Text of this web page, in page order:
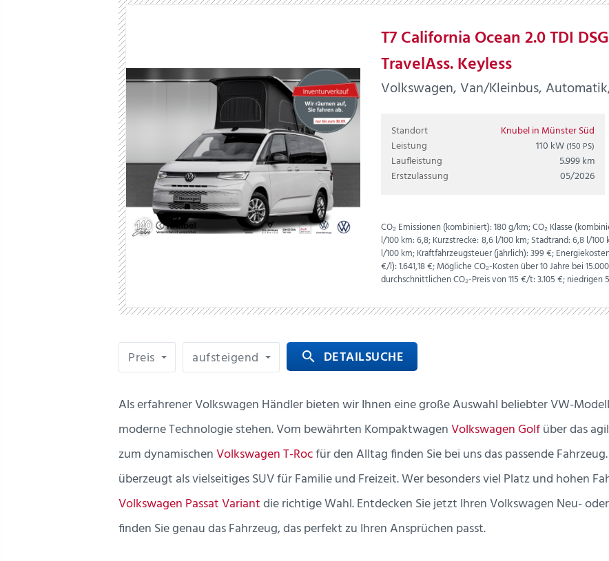
T7 California Ocean 2.0 TDI
TravelAss. Keyless
Volkswagen, Van/Kleinbus,
Standort
Knubel in Münster Süd
Leistung
110 kW (150 PS)
Laufleistung
5.999 km
Erstzulassung
05/2026
CO₂ Emissionen (kombiniert):180 g/km;CO₂ Klasse
l/100 km:6,8;Kurzstrecke:8,6 l/100 km;Stadtrand:6,8 l/100
l/100 km;Kraftfahrzeugsteuer (jährlich):399 €;
€/l):1.641,18 €;Mögliche CO₂-Kosten über 10 Jahre bei
durchschnittlichen CO₂-Preis von 115 €/t:3.105 €; niedrigen
Preis aufsteigend search DETAILSUCHE
Als erfahrener Volkswagen Händler bieten wir Ihnen eine große Auswahl beliebter VW-
moderne Technologie stehen. Vom bewährten KompaktwagenVolkswagen Golfüber das
zum dynamischenVolkswagen T-Rocfür den Alltag finden Sie bei uns das passende
überzeugt als vielseitiges SUV für Familie und Freizeit. Wer besonders viel Platz und hohen
Volkswagen Passat Variantdie richtige Wahl. Entdecken Sie jetzt Ihren Volkswagen Neu-
finden Sie genau das Fahrzeug, das perfekt zu Ihren Ansprüchen passt.